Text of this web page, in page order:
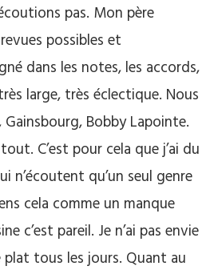
pas. Mon père
possibles et
dans les notes, les accords,
large, très éclectique. Nous
Bobby Lapointe.
C’est pour cela que j’ai du
n’écoutent qu’un seul genre
cela comme un manque
c’est pareil. Je n’ai pas envie
plat tous les jours. Quant au